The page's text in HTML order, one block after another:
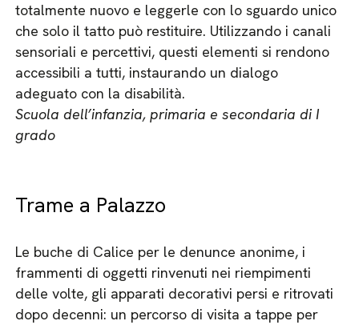
totalmente nuovo e leggerle con lo sguardo unico
che solo il tatto può restituire. Utilizzando i canali
sensoriali e percettivi, questi elementi si rendono
accessibili a tutti, instaurando un dialogo
adeguato con la disabilità.
Scuola dell’infanzia, primaria e secondaria di I
grado
Trame a Palazzo
Le buche di Calice per le denunce anonime, i
frammenti di oggetti rinvenuti nei riempimenti
delle volte, gli apparati decorativi persi e ritrovati
dopo decenni: un percorso di visita a tappe per